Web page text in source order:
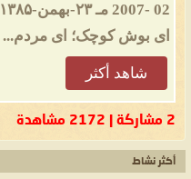
ای بوش کوچک؛ ای مردم...
شاهد أكثر
2 مشاركة | 2172 مشاهدة
أكثر نشاط